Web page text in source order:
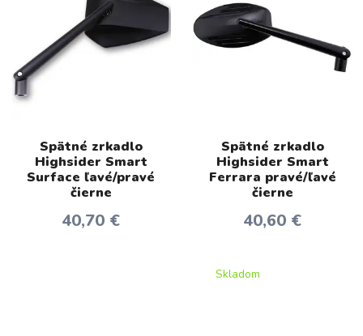
Spätné zrkadlo
Highsider Smart
Surface ľavé/pravé
čierne
40,70 €
Spätné zrkadlo
Highsider Smart
Ferrara pravé/ľavé
čierne
40,60 €
Skladom